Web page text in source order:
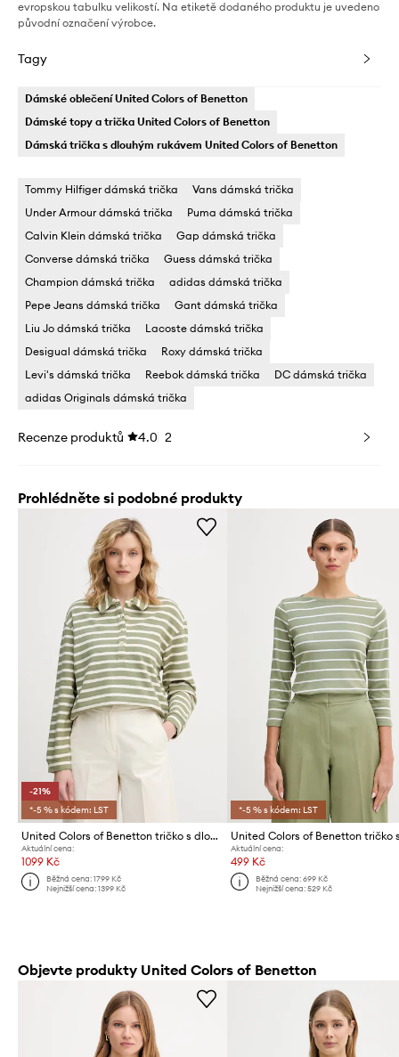
evropskou tabulku velikostí. Na etiketě dodaného produktu je uvedeno
původní označení výrobce.
Tagy
Dámské oblečení United Colors of Benetton
Dámské topy a trička United Colors of Benetton
Dámská trička s dlouhým rukávem United Colors of Benetton
Tommy Hilfiger dámská trička
Vans dámská trička
Under Armour dámská trička
Puma dámská trička
Calvin Klein dámská trička
Gap dámská trička
Converse dámská trička
Guess dámská trička
Champion dámská trička
adidas dámská trička
Pepe Jeans dámská trička
Gant dámská trička
Liu Jo dámská trička
Lacoste dámská trička
Desigual dámská trička
Roxy dámská trička
Levi's dámská trička
Reebok dámská trička
DC dámská trička
adidas Originals dámská trička
Recenze produktů 4.0 2
Prohlédněte si podobné produkty
-21%
*-5 % s kódem: LST
United Colors of Benetton tričko s dlouhým rukávem dámské bavlněné
Aktuální cena:
1099 Kč
Běžná cena:1799 Kč
Nejnižší cena:1399 Kč
*-5 % s kódem: LST
Aktuální cena:
499 Kč
Běžná cena: 699 Kč
Nejnižší cena: 529 Kč
Objevte produkty United Colors of Benetton